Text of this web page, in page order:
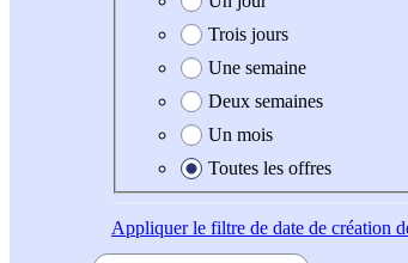
Trois jours
Une semaine
Deux semaines
Un mois
Toutes les offres
Appliquerle filtre de date de création